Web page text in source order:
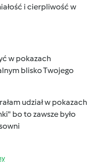
i cierpliwość w
w pokazach
blisko Twojego
udział w pokazach
bo to zawsze było